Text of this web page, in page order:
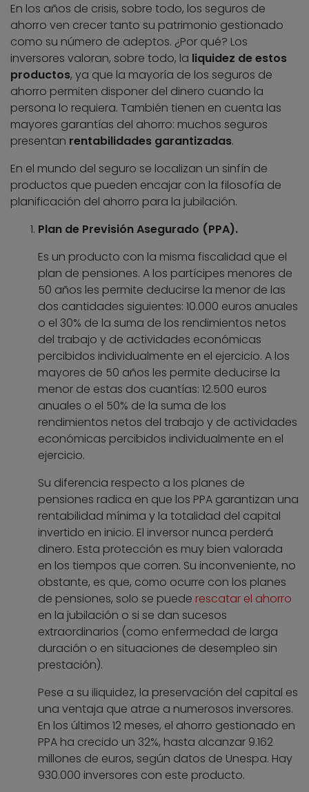
En los años de crisis, sobre todo, los seguros de
ahorro ven crecer tanto su patrimonio gestionado
como su número de adeptos. ¿Por qué? Los
inversores valoran, sobre todo, la liquidez de estos
productos, ya que la mayoría de los seguros de
ahorro permiten disponer del dinero cuando la
persona lo requiera. También tienen en cuenta las
mayores garantías del ahorro: muchos seguros
presentan rentabilidades garantizadas.
En el mundo del seguro se localizan un sinfín de
productos que pueden encajar con la filosofía de
planificación del ahorro para la jubilación.
Plan de Previsión Asegurado (PPA).
Es un producto con la misma fiscalidad que el
plan de pensiones. A los partícipes menores de
50 años les permite deducirse la menor de las
dos cantidades siguientes: 10.000 euros anuales
o el 30% de la suma de los rendimientos netos
del trabajo y de actividades económicas
percibidos individualmente en el ejercicio. A los
mayores de 50 años les permite deducirse la
menor de estas dos cuantías: 12.500 euros
anuales o el 50% de la suma de los
rendimientos netos del trabajo y de actividades
económicas percibidos individualmente en el
ejercicio.
Su diferencia respecto a los planes de
pensiones radica en que los PPA garantizan una
rentabilidad mínima y la totalidad del capital
invertido en inicio. El inversor nunca perderá
dinero. Esta protección es muy bien valorada
en los tiempos que corren. Su inconveniente, no
obstante, es que, como ocurre con los planes
de pensiones, solo se puede rescatar el ahorro
en la jubilación o si se dan sucesos
extraordinarios (como enfermedad de larga
duración o en situaciones de desempleo sin
prestación).
Pese a su iliquidez, la preservación del capital es
una ventaja que atrae a numerosos inversores.
En los últimos 12 meses, el ahorro gestionado en
PPA ha crecido un 32%, hasta alcanzar 9.162
millones de euros, según datos de Unespa. Hay
930.000 inversores con este producto.